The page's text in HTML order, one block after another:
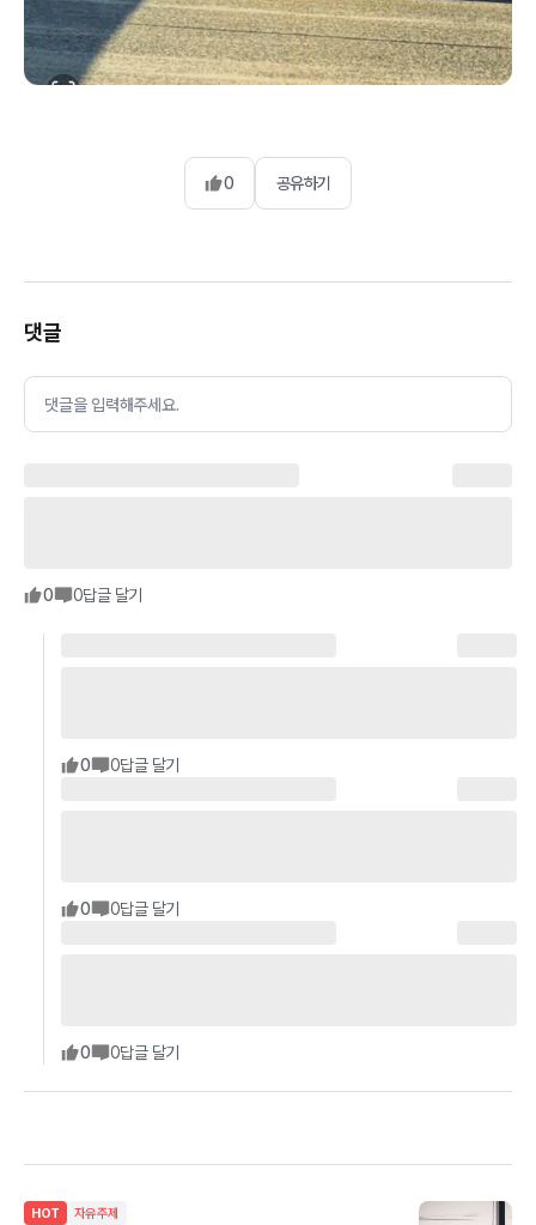
0 공유하기
댓글
댓글을 입력해주세요.
0 0답글 달기
0 0답글 달기
0 0답글 달기
0 0답글 달기
HOT 자유주제